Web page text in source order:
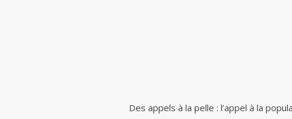
Des appels à la pelle : l’appel à la